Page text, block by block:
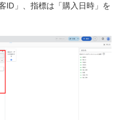
ID」、指標は「購入日時」を